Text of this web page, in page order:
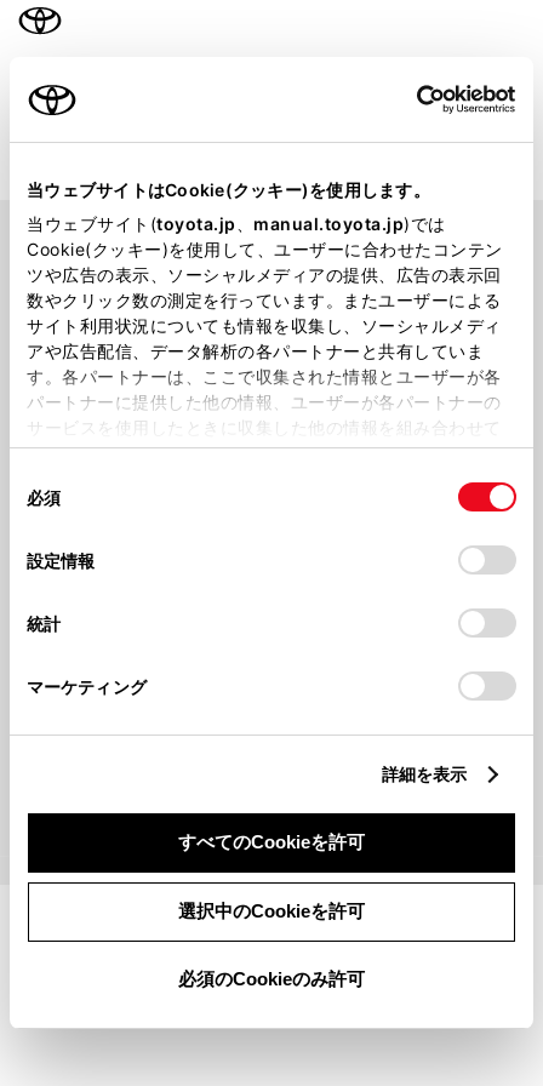
当ウェブサイトはCookie(クッキー)を使用します。
当ウェブサイト(toyota.jp manual.toyota.jp)では
Cookie(クッキー)を使用して、ユーザーに合わせたコンテン
ツや広告の表示、ソーシャルメディアの提供、広告の表示回
数やクリック数の測定を行っています。またユーザーによる
サイト利用状況についても情報を収集し、ソーシャルメディ
アや広告配信、データ解析の各パートナーと共有していま
す。各パートナーは、ここで収集された情報とユーザーが各
パートナーに提供した他の情報、ユーザーが各パートナーの
サービスを使用したときに収集した他の情報を組み合わせて
使用することがあります。当ウェブサイトの使用を続行する
デバイスにすべてのCookie(クッキー)が保存されることに同
意したことになります。Cookie(クッキー)のオプトアウト、
設定の変更、同意を撤回したりするにあたっては、当社の
「Cookie（クッキー）情報の取り扱いについて
」をご覧くだ
必須
設定情報
統計
マーケティング
詳細を表示
すべてのCookieを許可
選択中のCookieを許可
必須のCookieのみ許可
ヴォクシー 助手席リフトアップチルトシ
ート車
お問い合わせにつ
いて
生産年月
2022年01月～
取扱説明書一覧